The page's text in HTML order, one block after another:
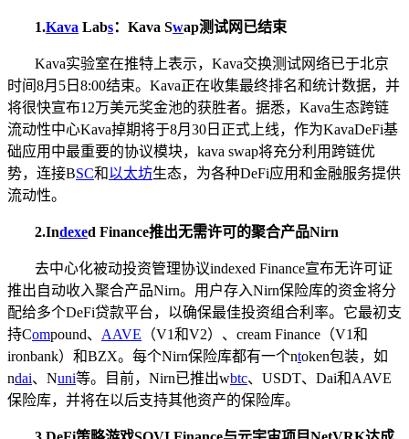
1.Kava Labs：Kava Swap测试网已结束
Kava实验室在推特上表示，Kava交换测试网络已于北京
时间8月5日8:00结束。Kava正在收集最终排名和统计数据，并
将很快宣布12万美元奖金池的获胜者。据悉，Kava生态跨链
流动性中心Kava掉期将于8月30日正式上线，作为KavaDeFi基
础应用中最重要的协议模块，kava swap将充分利用跨链优
势，连接BSC和以太坊生态，为各种DeFi应用和金融服务提供
流动性。
2.Indexed Finance推出无需许可的聚合产品Nirn
去中心化被动投资管理协议indexed Finance宣布无许可证
推出自动收入聚合产品Nirn。用户存入Nirn保险库的资金将分
配给多个DeFi贷款平台，以确保最佳投资组合利率。它最初支
持Compound、 AAVE （V1和V2）、cream Finance（V1和
ironbank）和BZX。每个Nirn保险库都有一个ntoken包装，如
ndai、Nuni等。目前，Nirn已推出wbtc、USDT、Dai和AAVE
保险库，并将在以后支持其他资产的保险库。